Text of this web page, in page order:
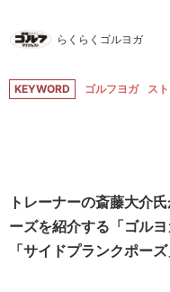
らくらくゴルヨガ
KEYWORD ゴルフヨガ ス
トレーナーの斎藤大介
ーズを紹介する「ゴル
「サイドプランクポー